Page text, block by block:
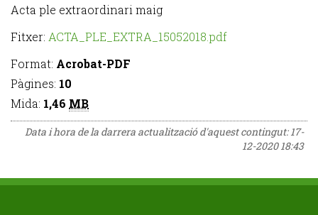
Acta ple extraordinari maig
Fitxer: ACTA_PLE_EXTRA_15052018.pdf
Format: Acrobat-PDF
Pàgines: 10
Mida: 1,46 MB
Data i hora de la darrera actualització d'aquest contingut:17-
12-2020 18:43